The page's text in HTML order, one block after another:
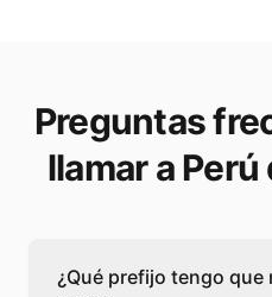
Preguntas
llamar a
¿Qué prefijo tengo que